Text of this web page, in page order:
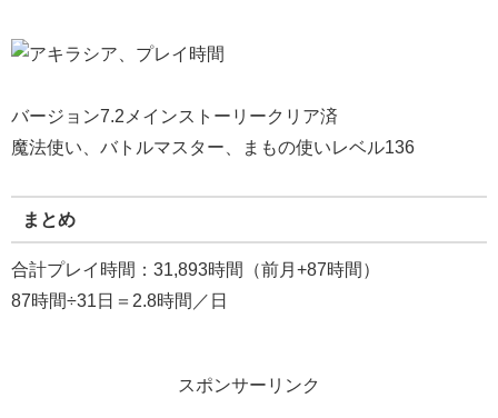
バージョン7.2メインストーリークリア済
魔法使い、バトルマスター、まもの使いレベル136
まとめ
合計プレイ時間：31,893時間（前月+87時間）
87時間÷31日＝2.8時間／日
スポンサーリンク